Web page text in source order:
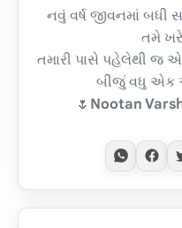
નવું વર્ષ જીવનમાં બધી
તમે
તમારી પાસે પહેલેથી જ
બીજું વધુ એક
🌷 Nootan